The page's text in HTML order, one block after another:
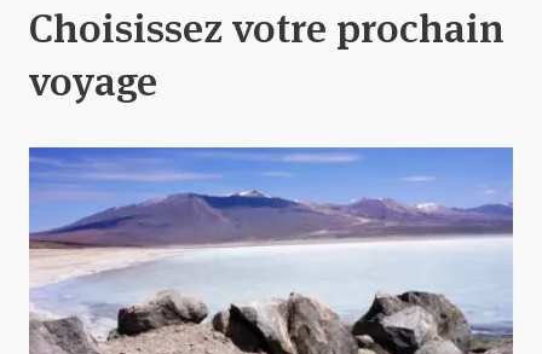
Choisissez votre prochain
voyage